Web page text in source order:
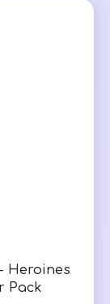
Heroines
Pack